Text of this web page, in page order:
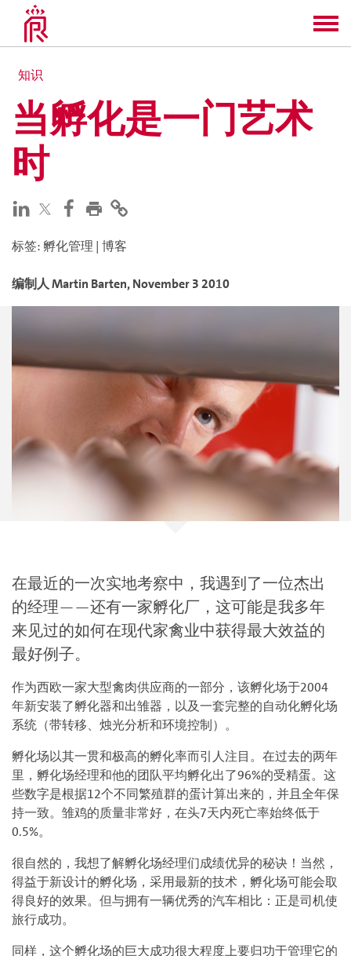
知识
当孵化是一门艺术
时
标签: 孵化管理 | 博客
编制人Martin Barten,November 3 2010
在最近的一次实地考察中，我遇到了一位杰出
的经理——还有一家孵化厂，这可能是我多年
来见过的如何在现代家禽业中获得最大效益的
最好例子。
作为西欧一家大型禽肉供应商的一部分，该孵化场于2004
年新安装了孵化器和出雏器，以及一套完整的自动化孵化场
系统（带转移、烛光分析和环境控制）。
孵化场以其一贯和极高的孵化率而引人注目。在过去的两年
里，孵化场经理和他的团队平均孵化出了96%的受精蛋。这
些数字是根据12个不同繁殖群的蛋计算出来的，并且全年保
持一致。雏鸡的质量非常好，在头7天内死亡率始终低于
0.5%。
很自然的，我想了解孵化场经理们成绩优异的秘诀！当然，
得益于新设计的孵化场，采用最新的技术，孵化场可能会取
得良好的效果。但与拥有一辆优秀的汽车相比：正是司机使
旅行成功。
同样，这个孵化场的巨大成功很大程度上要归功于管理它的